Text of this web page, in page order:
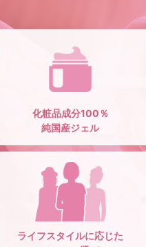
化粧品成分100％
純国産ジェル
ライフスタイルに応じた